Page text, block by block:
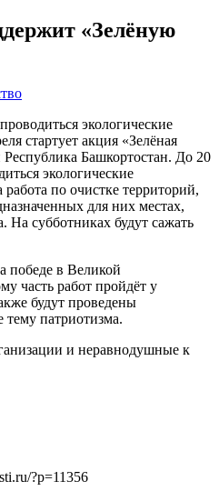
«Зелёную
экологические
стартует акция «Зелёная
Башкортостан. До 20
экологические
по очистке территорий,
для них местах,
На субботниках будут сажать
победе в Великой
часть работ пройдёт у
будут проведены
тему патриотизма.
и неравнодушные к
?p=11356